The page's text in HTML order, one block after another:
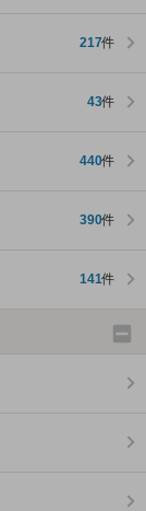
217件
43件
440件
390件
141件